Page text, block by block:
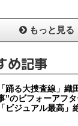
もっと見る
め記事
「踊る大捜査線」織
”のビフォーアフ
「ビジュアル最高」